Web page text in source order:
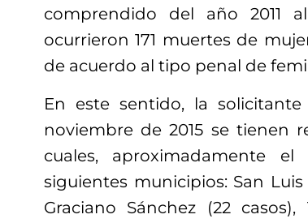
comprendido del año 2011
ocurrieron 171 muertes de
de acuerdo al tipo penal de
En este sentido, la
noviembre de 2015 se tienen
cuales, aproximadamente
siguientes municipios: San
Graciano Sánchez (22